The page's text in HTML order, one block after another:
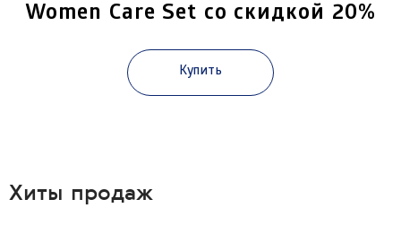
Women Care Set со скидкой 20%
Купить
Хиты продаж